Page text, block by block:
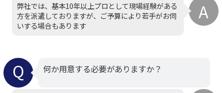
弊社では、基本10年以上プロとして現場経験がある
方を派遣しておりますが、ご予算により若手がお伺
いする場合もあります
何か用意する必要がありますか？